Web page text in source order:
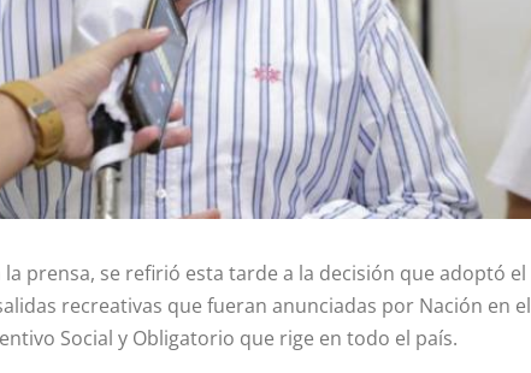
la prensa, se refirió esta tarde a la decisión que adoptó el
recreativas que fueran anunciadas por Nación en el
Social y Obligatorio que rige en todo el país.